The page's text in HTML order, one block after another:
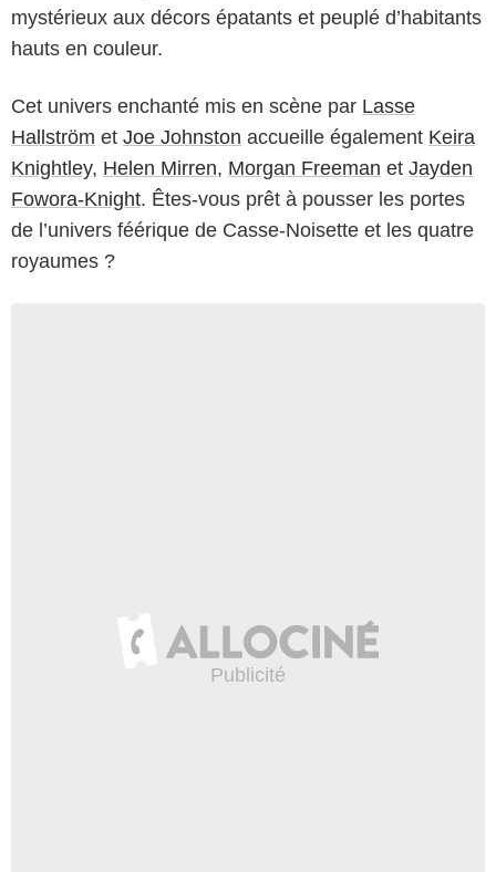
mystérieux aux décors épatants et peuplé d’habitants
hauts en couleur.
Cet univers enchanté mis en scène par Lasse
Hallström et Joe Johnston accueille également Keira
Knightley, Helen Mirren, Morgan Freeman et Jayden
Fowora-Knight. Êtes-vous prêt à pousser les portes
de l’univers féérique de Casse-Noisette et les quatre
royaumes ?